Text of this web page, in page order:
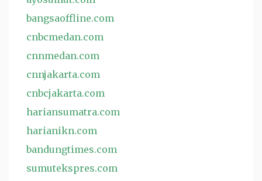
bangsaoffline.com
cnbcmedan.com
cnnmedan.com
cnnjakarta.com
cnbcjakarta.com
hariansumatra.com
harianikn.com
bandungtimes.com
sumutekspres.com